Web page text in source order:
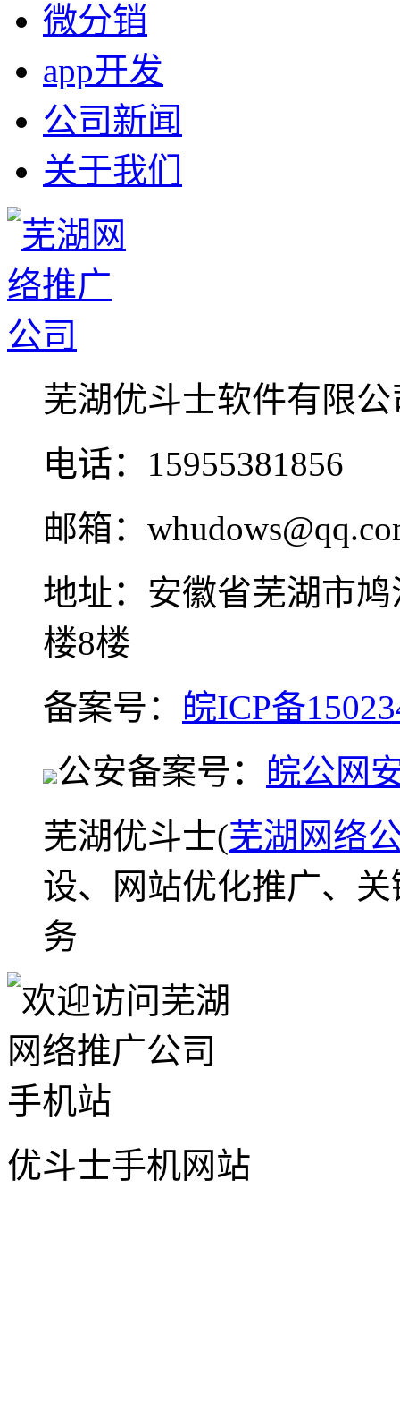
微分销
app开发
公司新闻
关于我们
芜湖优斗士软件有限公
电话：15955381856
邮箱：
地址：安徽省芜湖市
楼8楼
备案号： 皖ICP备
公安备案号： 皖公网
芜湖优斗士(芜湖网络
设、网站优化推广、
务
优斗士手机网站